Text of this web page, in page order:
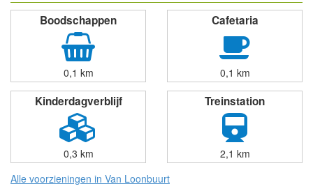
Boodschappen
0,1 km
Cafetaria
0,1 km
Kinderdagverblijf
0,3 km
Treinstation
2,1 km
Alle voorzieningen in Van Loonbuurt